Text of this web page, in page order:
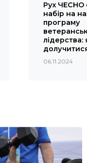
Рух ЧЕСНО
набір на
програму
лідерства:
06.11.2024